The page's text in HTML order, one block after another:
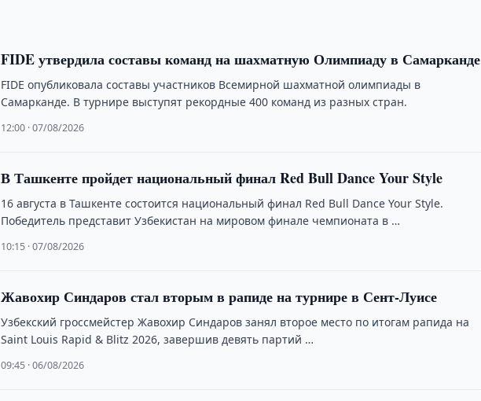
FIDE утвердила составы команд на шахматную Олимпиаду в Самарканде
FIDE опубликовала составы участников Всемирной шахматной олимпиады в
Самарканде. В турнире выступят рекордные 400 команд из разных стран.
12:00 · 07/08/2026
В Ташкенте пройдет национальный финал Red Bull Dance Your Style
16 августа в Ташкенте состоится национальный финал Red Bull Dance Your Style.
Победитель представит Узбекистан на мировом финале чемпионата в …
10:15 · 07/08/2026
Жавохир Синдаров стал вторым в рапиде на турнире в Сент-Луисе
Узбекский гроссмейстер Жавохир Синдаров занял второе место по итогам рапида на
Saint Louis Rapid & Blitz 2026, завершив девять партий …
09:45 · 06/08/2026